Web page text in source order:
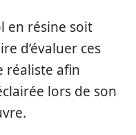
en résine soit
d’évaluer ces
réaliste afin
lors de son